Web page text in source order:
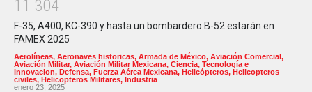
1 1 304
F-35, A400, KC-390 y hasta un bombardero B-52 estarán en
FAMEX 2025
Aerolíneas, Aeronaves historicas, Armada de México, Aviación Comercial,
Aviación Militar, Aviación Militar Mexicana, Ciencia, Tecnología e
Innovacion, Defensa, Fuerza Aérea Mexicana, Helicópteros, Helicopteros
civiles, Helicopteros Militares, Industria
enero 23, 2025